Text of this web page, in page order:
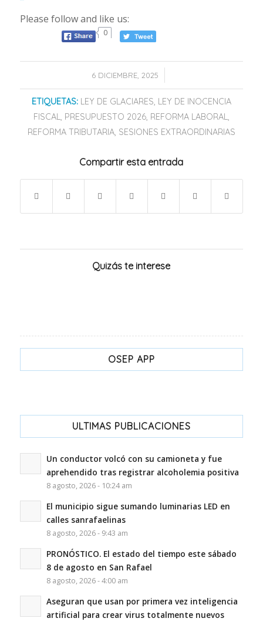
Please follow and like us:
0
6 DICIEMBRE, 2025
/
ETIQUETAS: LEY DE GLACIARES, LEY DE INOCENCIA
FISCAL, PRESUPUESTO 2026, REFORMA LABORAL,
REFORMA TRIBUTARIA, SESIONES EXTRAORDINARIAS
Compartir esta entrada
Quizás te interese
OSEP APP
ULTIMAS PUBLICACIONES
Un conductor volcó con su camioneta y fue
aprehendido tras registrar alcoholemia positiva
8 agosto, 2026 - 10:24 am
El municipio sigue sumando luminarias LED en
calles sanrafaelinas
8 agosto, 2026 - 9:43 am
PRONÓSTICO. El estado del tiempo este sábado
8 de agosto en San Rafael
8 agosto, 2026 - 4:00 am
Aseguran que usan por primera vez inteligencia
artificial para crear virus totalmente nuevos